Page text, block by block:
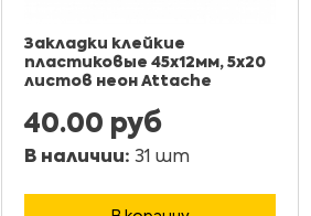
Закладки клейкие
пластиковые 45x12мм, 5x20
листов неон Attache
40.00 руб
В наличии: 31 шт